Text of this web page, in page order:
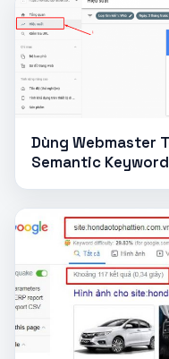
Dùng Webmaster
Semantic Keyword